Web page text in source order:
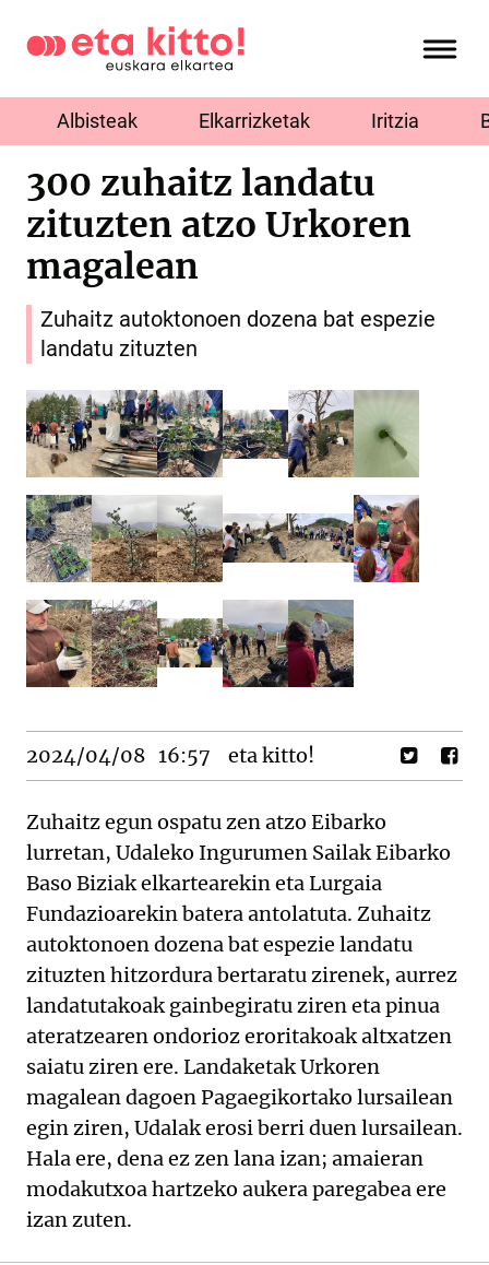
Albisteak Elkarrizketak Iritzia
300 zuhaitz landatu
zituzten atzo Urkoren
magalean
Zuhaitz autoktonoen dozena bat espezie
landatu zituzten
2024/04/08 16:57 eta kitto!
Zuhaitz egun ospatu zen atzo Eibarko
lurretan, Udaleko Ingurumen Sailak Eibarko
Baso Biziak elkartearekin eta Lurgaia
Fundazioarekin batera antolatuta. Zuhaitz
autoktonoen dozena bat espezie landatu
zituzten hitzordura bertaratu zirenek, aurrez
landatutakoak gainbegiratu ziren eta pinua
ateratzearen ondorioz eroritakoak altxatzen
saiatu ziren ere. Landaketak Urkoren
magalean dagoen Pagaegikortako lursailean
egin ziren, Udalak erosi berri duen lursailean.
Hala ere, dena ez zen lana izan; amaieran
modakutxoa hartzeko aukera paregabea ere
izan zuten.